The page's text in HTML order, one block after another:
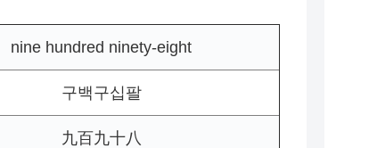
nine hundred ninety-eight
구백구십팔
九百九十八